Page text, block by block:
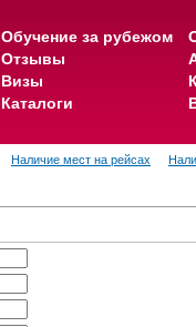
Обучение за рубежом
Отзывы
Визы
Каталоги
Наличие мест на рейсах